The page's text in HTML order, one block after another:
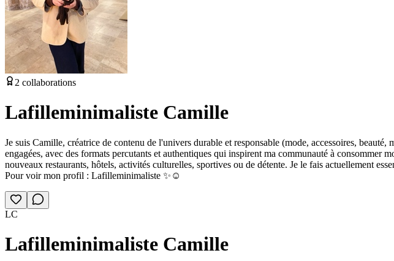
2 collaborations
Lafilleminimaliste Camille
Je suis Camille, créatrice de contenu de l'univers durable et responsable (mode, accessoires,
engagées, avec des formats percutants et authentiques qui inspirent ma communauté à consommer
nouveaux restaurants, hôtels, activités culturelles, sportives ou de détente. Je le fais actuellement
Pour voir mon profil : Lafilleminimaliste ✨☺️
LC
Lafilleminimaliste Camille